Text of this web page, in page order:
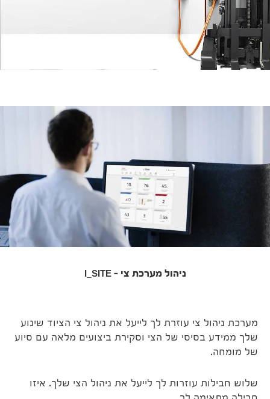
ניהול מערכת צי – I_SITE
מערכת ניהול צי עוזרת לך לייעל את ניהול צי הציוד שינוע
שלך ממידע בסיסי של הצי וסקירת ביצועים מלאה עם סיוע
של מומחה.
שלוש חבילות עוזרות לך לייעל את ניהול הצי שלך. איזו